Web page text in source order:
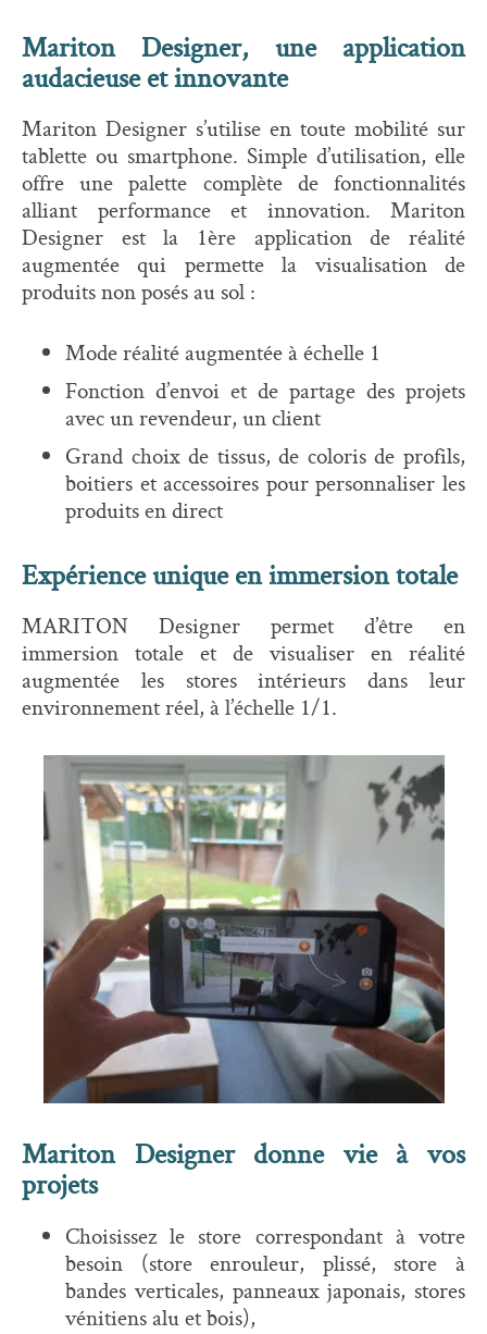
Mariton Designer, une application
audacieuse et innovante
Mariton Designer s’utilise en toute mobilité sur
tablette ou smartphone. Simple d’utilisation, elle
offre une palette complète de fonctionnalités
alliant performance et innovation. Mariton
Designer est la 1ère application de réalité
augmentée qui permette la visualisation de
produits non posés au sol :
Mode réalité augmentée à échelle 1
Fonction d’envoi et de partage des projets
avec un revendeur, un client
Grand choix de tissus, de coloris de profils,
boitiers et accessoires pour personnaliser les
produits en direct
Expérience unique en immersion totale
MARITON Designer permet d’être en
immersion totale et de visualiser en réalité
augmentée les stores intérieurs dans leur
environnement réel, à l’échelle 1/1.
Mariton Designer donne vie à vos
projets
Choisissez le store correspondant à votre
besoin (store enrouleur, plissé, store à
bandes verticales, panneaux japonais, stores
vénitiens alu et bois),